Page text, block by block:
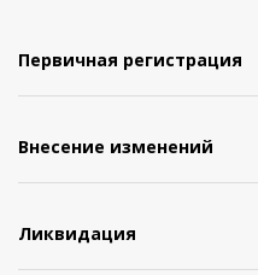
Первичная регистрация
Внесение изменений
Ликвидация